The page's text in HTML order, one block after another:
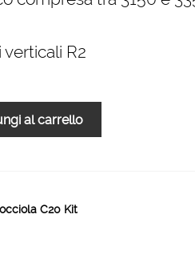
€.
R2
al carrello
C20 Kit